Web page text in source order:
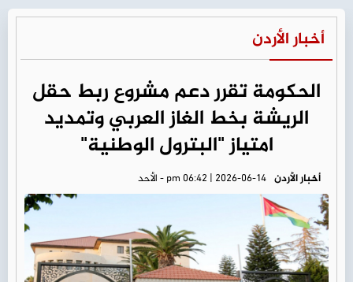
أخبار الأردن
الحكومة تقرر دعم مشروع ربط حقل
الريشة بخط الغاز العربي وتمديد
امتياز "البترول الوطنية"
أخبار الأردن pm 06:42 | 2026-06-14 - الأحد